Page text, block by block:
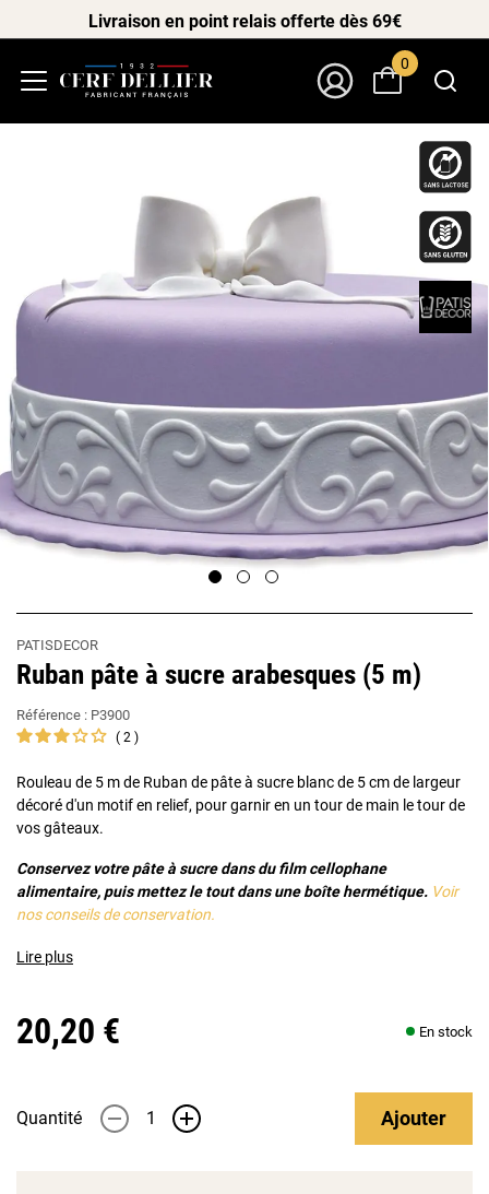
Livraison en point relais offerte dès 69€
0
PATISDECOR
Ruban pâte à sucre arabesques (5 m)
Référence : P3900
2
Rouleau de 5 m de Ruban de pâte à sucre blanc de 5 cm de largeur
décoré d'un motif en relief, pour garnir en un tour de main le tour de
vos gâteaux.
Conservez votre pâte à sucre dans du film cellophane
alimentaire, puis mettez le tout dans une boîte hermétique. Voir
nos conseils de conservation.
Lire plus
20,20 € En stock
Quantité - + Ajouter